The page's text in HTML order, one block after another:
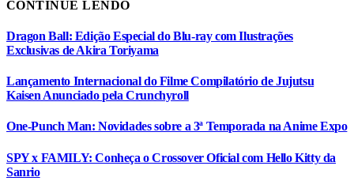
CONTINUE LENDO
Dragon Ball: Edição Especial do Blu-ray com Ilustrações
Exclusivas de Akira Toriyama
Lançamento Internacional do Filme Compilatório de Jujutsu
Kaisen Anunciado pela Crunchyroll
One-Punch Man: Novidades sobre a 3ª Temporada na Anime Expo
SPY x FAMILY: Conheça o Crossover Oficial com Hello Kitty da
Sanrio